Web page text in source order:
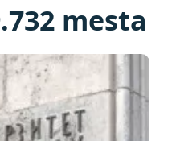
mesta